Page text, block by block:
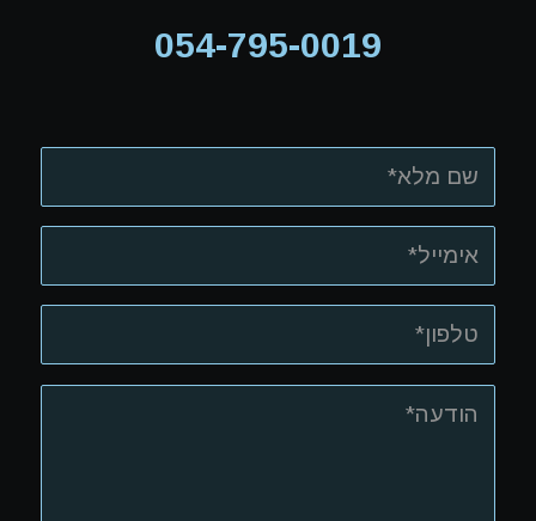
054-795-0019